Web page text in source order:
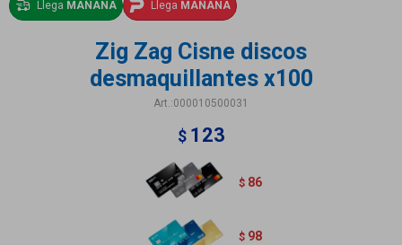
Llega MAÑANA Llega MAÑANA
Zig Zag Cisne discos
desmaquillantes x100
000010500031
$ 123
$ 86
$ 98